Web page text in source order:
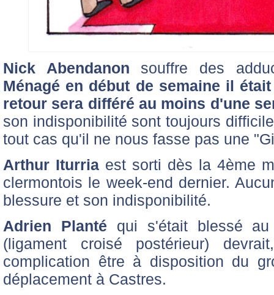
Nick Abendanon souffre des
Ménagé en début de semaine il
retour sera différé au moins d'une
son indisponibilité sont toujours
tout cas qu'il ne nous fasse pas une
Arthur Iturria est sorti dès la 4ème
clermontois le week-end dernier.
blessure et son indisponibilité.
Adrien Planté qui s'était blessé
(ligament croisé postérieur)
complication être à disposition du
déplacement à Castres.